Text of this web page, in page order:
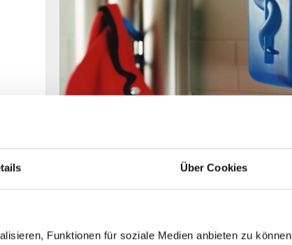
Über Cookies
Funktionen für soziale Medien anbieten zu können